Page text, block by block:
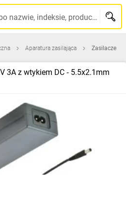
Szukaj po nazwie, indeksie, producencie, kodzie kreskowym...
Aparatura zasilająca Zasilacze
3A z wtykiem DC ‑ 5.5x2.1mm